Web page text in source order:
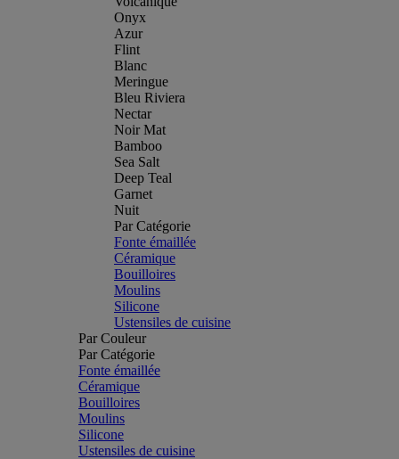
Onyx
Azur
Flint
Blanc
Meringue
Bleu Riviera
Nectar
Noir Mat
Bamboo
Sea Salt
Deep Teal
Garnet
Nuit
Par Catégorie
Fonte émaillée
Céramique
Bouilloires
Moulins
Silicone
Ustensiles de cuisine
Par Couleur
Par Catégorie
Fonte émaillée
Céramique
Bouilloires
Moulins
Silicone
Ustensiles de cuisine